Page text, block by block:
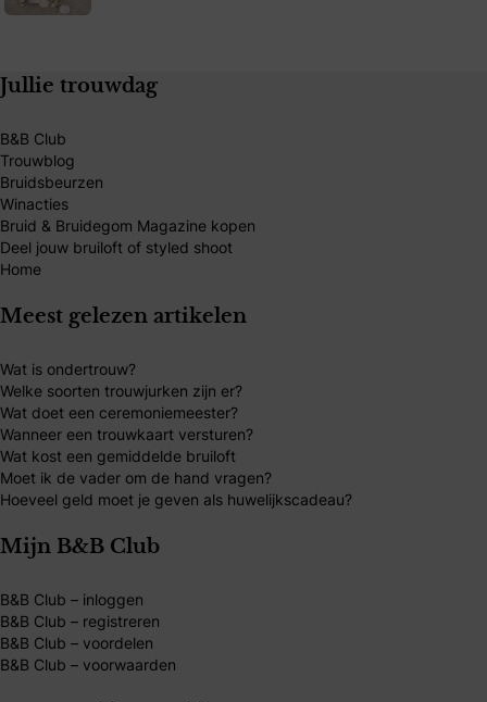
Jullie trouwdag
B&B Club
Trouwblog
Bruidsbeurzen
Winacties
Bruid & Bruidegom Magazine kopen
Deel jouw bruiloft of styled shoot
Home
Meest gelezen artikelen
Wat is ondertrouw?
Welke soorten trouwjurken zijn er?
Wat doet een ceremoniemeester?
Wanneer een trouwkaart versturen?
Wat kost een gemiddelde bruiloft
Moet ik de vader om de hand vragen?
Hoeveel geld moet je geven als huwelijkscadeau?
Mijn B&B Club
B&B Club – inloggen
B&B Club – registreren
B&B Club – voordelen
B&B Club – voorwaarden